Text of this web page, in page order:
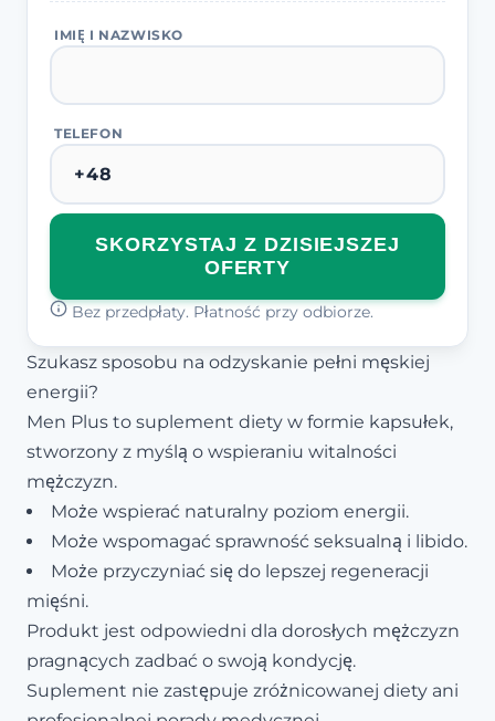
IMIĘ I NAZWISKO
TELEFON
SKORZYSTAJ Z DZISIEJSZEJ
OFERTY
Bez przedpłaty. Płatność przy odbiorze.
Szukasz sposobu na odzyskanie pełni męskiej
energii?
Men Plus to suplement diety w formie kapsułek,
stworzony z myślą o wspieraniu witalności
mężczyzn.
Może wspierać naturalny poziom energii.
Może wspomagać sprawność seksualną i libido.
Może przyczyniać się do lepszej regeneracji
mięśni.
Produkt jest odpowiedni dla dorosłych mężczyzn
pragnących zadbać o swoją kondycję.
Suplement nie zastępuje zróżnicowanej diety ani